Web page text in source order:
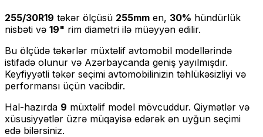
255/30R19 təkər ölçüsü 255mm en, 30% hündürlük
nisbəti və 19" rim diametri ilə müəyyən edilir.
Bu ölçüdə təkərlər müxtəlif avtomobil modellərində
istifadə olunur və Azərbaycanda geniş yayılmışdır.
Keyfiyyətli təkər seçimi avtomobilinizin təhlükəsizliyi və
performansı üçün vacibdir.
Hal-hazırda 9 müxtəlif model mövcuddur. Qiymətlər və
xüsusiyyətlər üzrə müqayisə edərək ən uyğun seçimi
edə bilərsiniz.